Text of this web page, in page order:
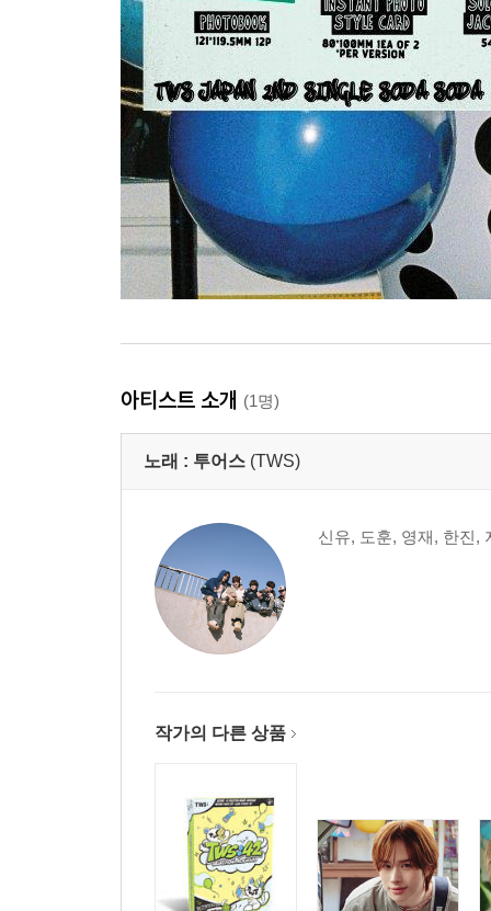
아티스트 소개 (1명)
노래 : 투어스 (TWS)
신유, 도훈, 영재, 한진,
작가의 다른 상품